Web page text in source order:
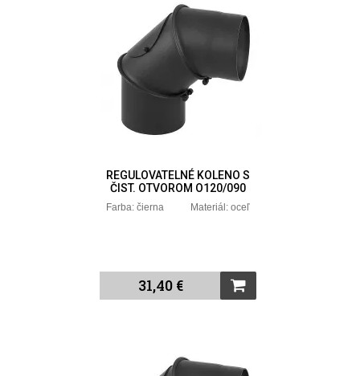
REGULOVATELNÉ KOLENO S
ČIST. OTVOROM O120/090
Farba: čierna Materiál: oceľ
31,40 €